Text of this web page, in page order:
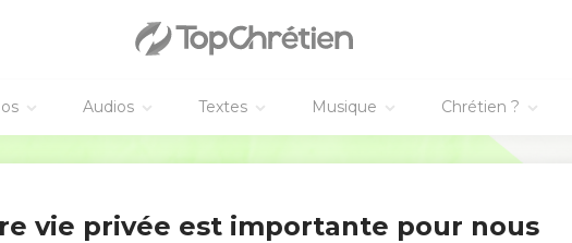
Audios Textes Musique Chrétien ?
vie privée est importante pour nous